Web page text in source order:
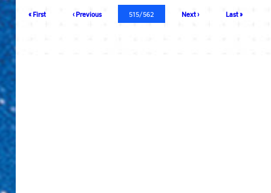
Pagination
First
« First
Previous
‹ Previous
Current
page
515/562
Next
Next ›
Last
Last »